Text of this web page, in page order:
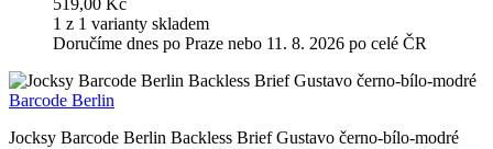
519,00 Kč
1 z 1 varianty skladem
Doručíme dnes po Praze nebo 11. 8. 2026 po celé ČR
Barcode Berlin
Jocksy Barcode Berlin Backless Brief Gustavo černo-bílo-modré